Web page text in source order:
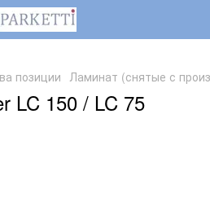
позиции Ламинат (снятые с
LC 150 / LC 75